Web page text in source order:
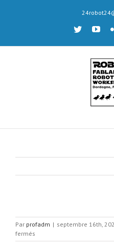
twitter
Par profadm | septembre 16th,
fermés
test